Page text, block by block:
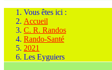
Vous êtes ici :
Accueil
C. R. Randos
Rando-Santé
2021
Les Eyguiers